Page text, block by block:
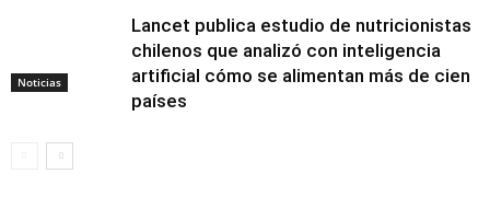
Noticias
Lancet publica estudio de nutricionistas
chilenos que analizó con inteligencia
artificial cómo se alimentan más de cien
países